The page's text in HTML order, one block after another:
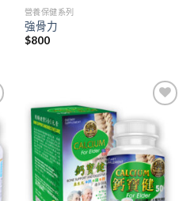
營養保健系列
強骨力
$800
Add to
wishlist